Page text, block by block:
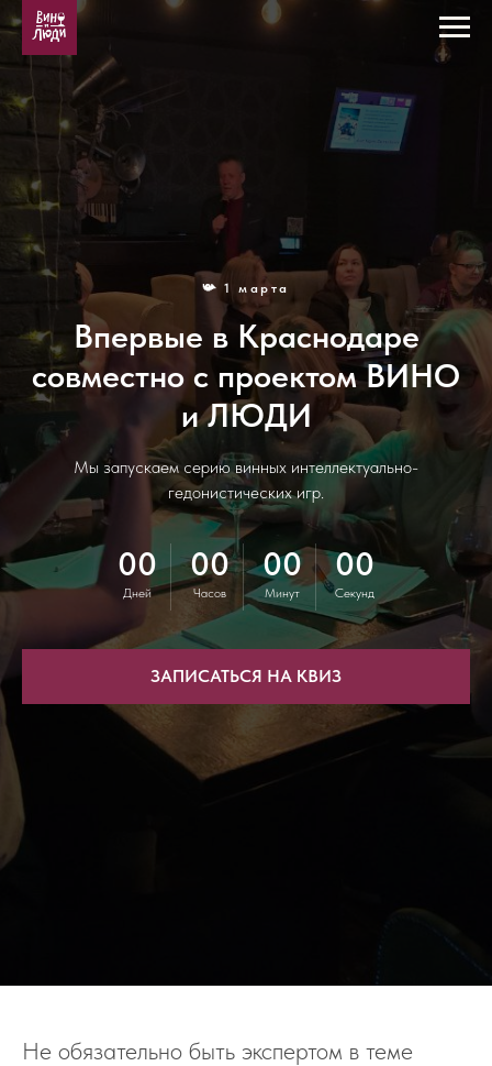
📯 1 марта
Впервые в Краснодаре
совместно с проектом ВИНО
и ЛЮДИ
Мы запускаем серию винных интеллектуально-
гедонистических игр.
00
Дней
00
Часов
00
Минут
00
Секунд
ЗАПИСАТЬСЯ НА КВИЗ
Не обязательно быть экспертом в теме